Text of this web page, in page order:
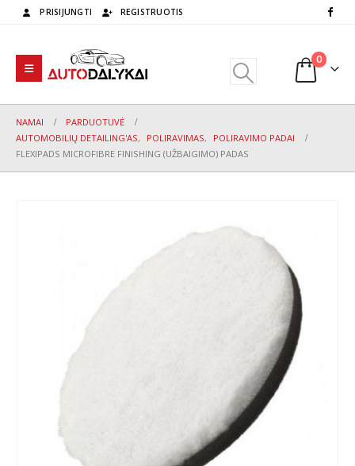
PRISIJUNGTI REGISTRUOTIS
0
NAMAI
PARDUOTUVĖ
AUTOMOBILIŲ DETAILING'AS, POLIRAVIMAS,
POLIRAVIMO PADAI
FLEXIPADS MICROFIBRE FINISHING (UŽBAIGIMO) PADAS